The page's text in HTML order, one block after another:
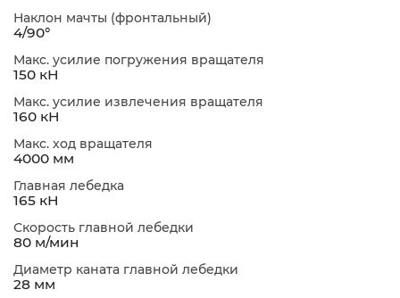
Наклон мачты (фронтальный)
4/90°
Макс. усилие погружения вращателя
150 кН
Макс. усилие извлечения вращателя
160 кН
Макс. ход вращателя
4000 мм
Главная лебедка
165 кН
Скорость главной лебедки
80 м/мин
Диаметр каната главной лебедки
28 мм